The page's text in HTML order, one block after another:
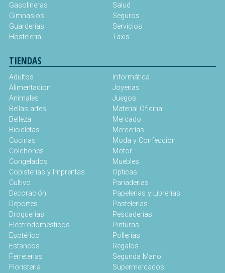
Gasolineras
Gimnasios
Guarderías
Hosteleria
Salud
Seguros
Servicios
Taxis
TIENDAS
Adultos
Alimentacion
Animales
Bellas artes
Belleza
Bicicletas
Cocinas
Colchones
Congelados
Copisterias y Imprentas
Cultivo
Decoración
Deportes
Droguerias
Electrodomesticos
Esotérico
Estancos
Ferreterias
Floristeria
Informática
Joyerias
Juegos
Material Oficina
Mercado
Mercerías
Moda y Confeccion
Motor
Muebles
Opticas
Panaderias
Papelerias y Librerias
Pastelerias
Pescaderías
Pinturas
Pollerías
Regalos
Segunda Mano
Supermercados